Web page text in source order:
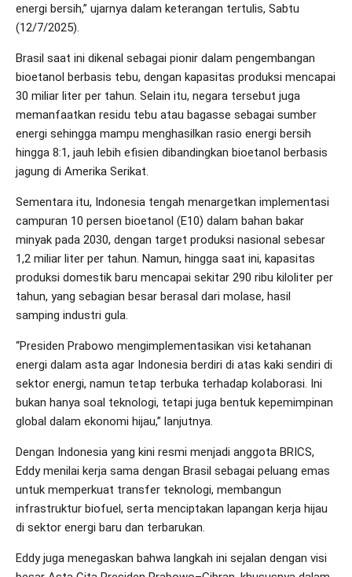
energi bersih,” ujarnya dalam keterangan tertulis, Sabtu
(12/7/2025).
Brasil saat ini dikenal sebagai pionir dalam pengembangan
bioetanol berbasis tebu, dengan kapasitas produksi mencapai
30 miliar liter per tahun. Selain itu, negara tersebut juga
memanfaatkan residu tebu atau bagasse sebagai sumber
energi sehingga mampu menghasilkan rasio energi bersih
hingga 8:1, jauh lebih efisien dibandingkan bioetanol berbasis
jagung di Amerika Serikat.
Sementara itu, Indonesia tengah menargetkan implementasi
campuran 10 persen bioetanol (E10) dalam bahan bakar
minyak pada 2030, dengan target produksi nasional sebesar
1,2 miliar liter per tahun. Namun, hingga saat ini, kapasitas
produksi domestik baru mencapai sekitar 290 ribu kiloliter per
tahun, yang sebagian besar berasal dari molase, hasil
samping industri gula.
“Presiden Prabowo mengimplementasikan visi ketahanan
energi dalam asta agar Indonesia berdiri di atas kaki sendiri di
sektor energi, namun tetap terbuka terhadap kolaborasi. Ini
bukan hanya soal teknologi, tetapi juga bentuk kepemimpinan
global dalam ekonomi hijau,” lanjutnya.
Dengan Indonesia yang kini resmi menjadi anggota BRICS,
Eddy menilai kerja sama dengan Brasil sebagai peluang emas
untuk memperkuat transfer teknologi, membangun
infrastruktur biofuel, serta menciptakan lapangan kerja hijau
di sektor energi baru dan terbarukan.
Eddy juga menegaskan bahwa langkah ini sejalan dengan visi